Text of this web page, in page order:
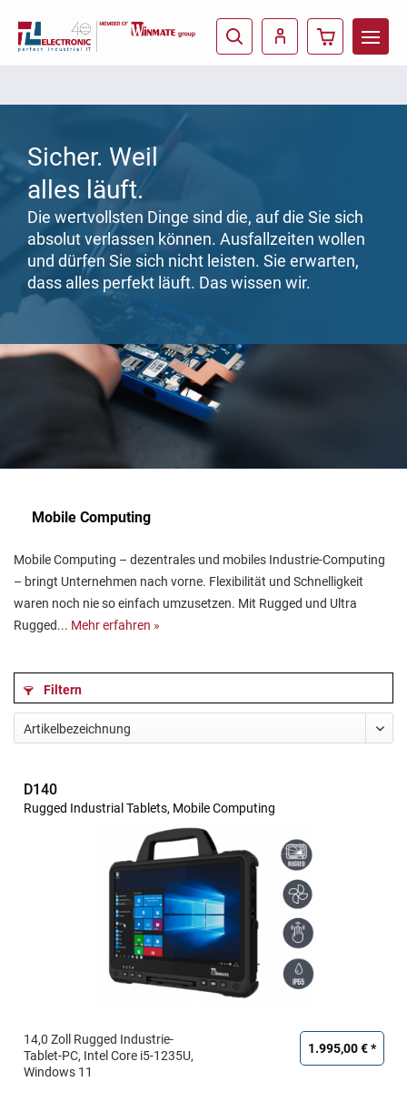
Sicher. Weil
alles läuft.
Die wertvollsten Dinge sind die, auf die Sie sich
absolut verlassen können. Ausfallzeiten wollen
und dürfen Sie sich nicht leisten. Sie erwarten,
dass alles perfekt läuft. Das wissen wir.
Mobile Computing
Mobile Computing – dezentrales und mobiles Industrie-Computing
– bringt Unternehmen nach vorne. Flexibilität und Schnelligkeit
waren noch nie so einfach umzusetzen. Mit Rugged und Ultra
Rugged... Mehr erfahren »
Filtern
D140
Rugged Industrial Tablets, Mobile Computing
14,0 Zoll Rugged Industrie-
Tablet-PC, Intel Core i5-1235U,
Windows 11
1.995,00 € *